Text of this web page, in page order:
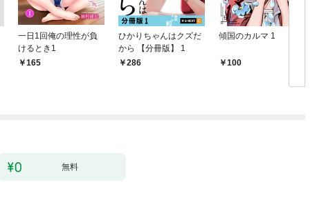
一日1回俺の理性が負
けるとき1
165
ひかりちゃんはクズだ
から 【分冊版】 1
286
傾国のカルマ 1
100
無料